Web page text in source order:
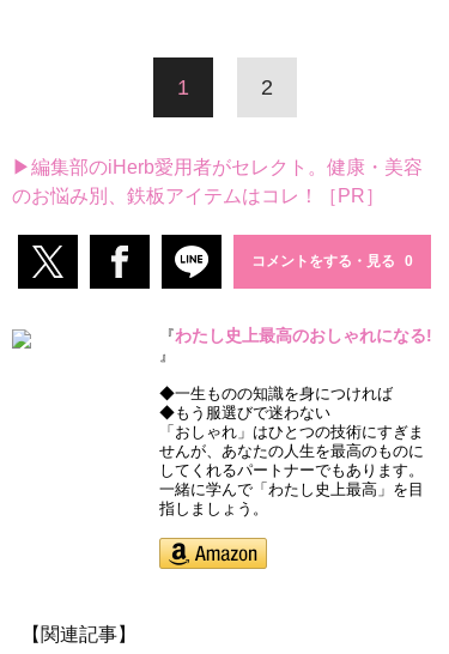
1 2
▶編集部のiHerb愛用者がセレクト。健康・美容
のお悩み別、鉄板アイテムはコレ！［PR］
コメントをする・見る
『わたし史上最高のおしゃれになる!
』
◆一生ものの知識を身につければ
◆もう服選びで迷わない
「おしゃれ」はひとつの技術にすぎま
せんが、あなたの人生を最高のものに
してくれるパートナーでもあります。
一緒に学んで「わたし史上最高」を目
指しましょう。
【関連記事】